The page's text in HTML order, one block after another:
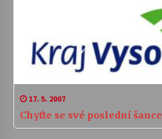
17. 5. 2007
Chyťte se své poslední šance